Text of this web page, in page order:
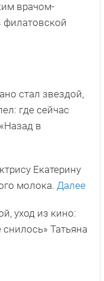
врачом-
филатовской
стал звездой,
где сейчас
в
Екатерину
молока. Далее
уход из кино:
Татьяна